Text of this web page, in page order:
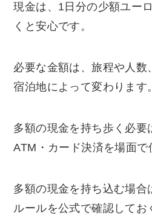
現金は、1日分の少額ユー
くと安心です。
必要な金額は、旅程や人数
宿泊地によって変わります。
多額の現金を持ち歩く必要
ATM・カード決済を場面で
多額の現金を持ち込む場合
ルールを公式で確認してお